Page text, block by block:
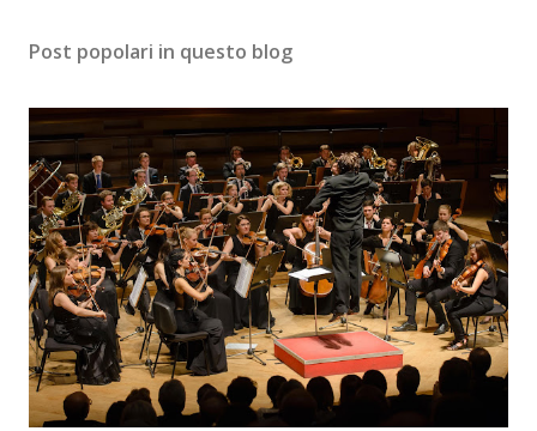
Post popolari in questo blog